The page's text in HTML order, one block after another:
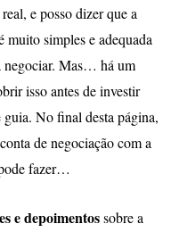
e posso dizer que a
muito simples e adequada
negociar. Mas… há um
isso antes de investir
No final desta página,
de negociação com a
fazer…
e depoimentossobre a